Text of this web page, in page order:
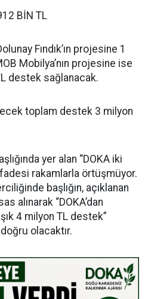
BİN TL
Fındık’ın projesine 1
Mobilya’nın projesine ise
destek sağlanacak.
toplam destek 3 milyon
yer alan “DOKA iki
rakamlarla örtüşmüyor.
başlığın, açıklanan
alınarak “DOKA’dan
4 milyon TL destek”
olacaktır.